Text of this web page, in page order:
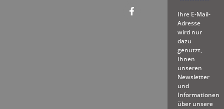
Ihre E-Mail-
Adresse
wird nur
dazu
genutzt,
Ihnen
unseren
Newsletter
und
Informationen
über unsere